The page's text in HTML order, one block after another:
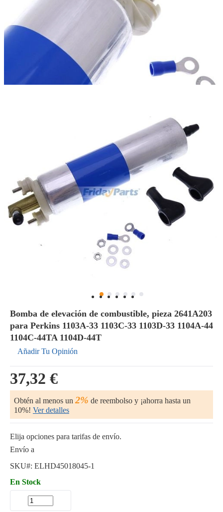
Bomba de elevación de combustible, pieza 2641A203
para Perkins 1103A-33 1103C-33 1103D-33 1104A-44
1104C-44TA 1104D-44T
Añadir Tu Opinión
37,32 €
Obtén al menos un 2% de reembolso y ¡ahorra hasta un
10%! Ver detalles
Elija opciones para tarifas de envío.
Envío a
SKU#: ELHD45018045-1
En Stock